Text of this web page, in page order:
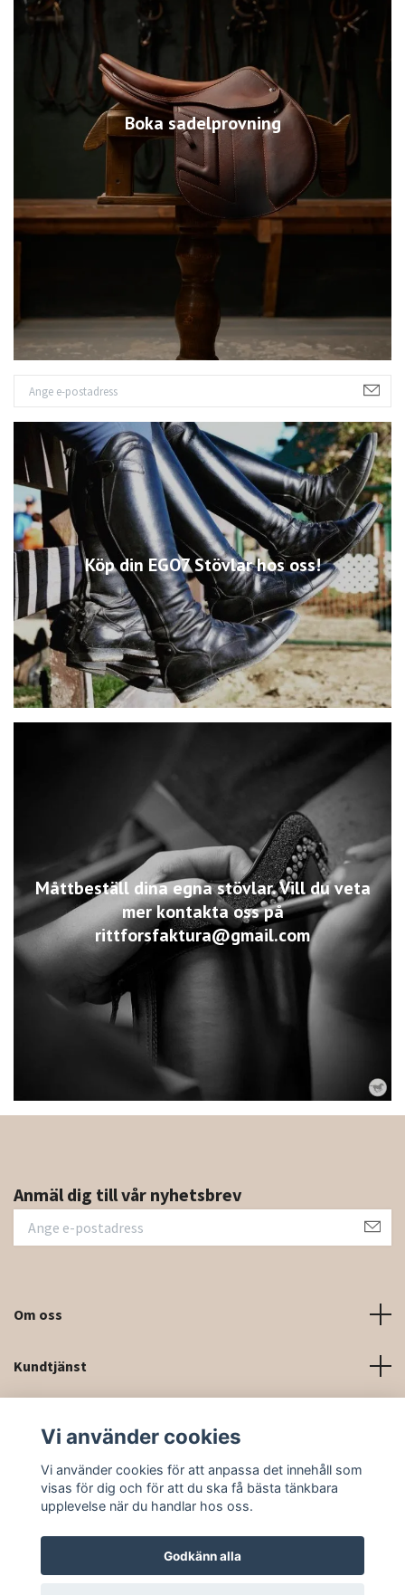
Boka sadelprovning
Köp din EGO7 Stövlar hos oss!
Måttbeställ dina egna stövlar. Vill du veta
mer kontakta oss på
rittforsfaktura@gmail.com
Anmäl dig till vår nyhetsbrev
Om oss
Kundtjänst
Sociala medier
Vi använder cookies
Vi använder cookies för att anpassa det innehåll som
visas för dig och för att du ska få bästa tänkbara
upplevelse när du handlar hos oss.
Godkänn alla